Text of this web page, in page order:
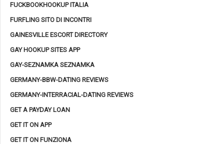
FUCKBOOKHOOKUP ITALIA
FURFLING SITO DI INCONTRI
GAINESVILLE ESCORT DIRECTORY
GAY HOOKUP SITES APP
GAY-SEZNAMKA SEZNAMKA
GERMANY-BBW-DATING REVIEWS
GERMANY-INTERRACIAL-DATING REVIEWS
GET A PAYDAY LOAN
GET IT ON APP
GET IT ON FUNZIONA